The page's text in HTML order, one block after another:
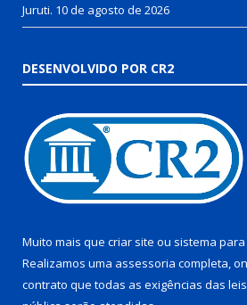
Juruti. 10 de agosto de 2026
DESENVOLVIDO POR CR2
Muito mais que criar site ou sistema
Realizamos uma assessoria completa,
contrato que todas as exigências das